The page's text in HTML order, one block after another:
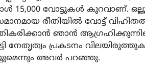
15,000 വോട്ടുകള്‍ കുറവാണ്.
രീതിയില്‍ വോട്ട്
ഞാന്‍
നേതൃത്വം പ്രകടനം
അവര്‍ പറഞ്ഞു.